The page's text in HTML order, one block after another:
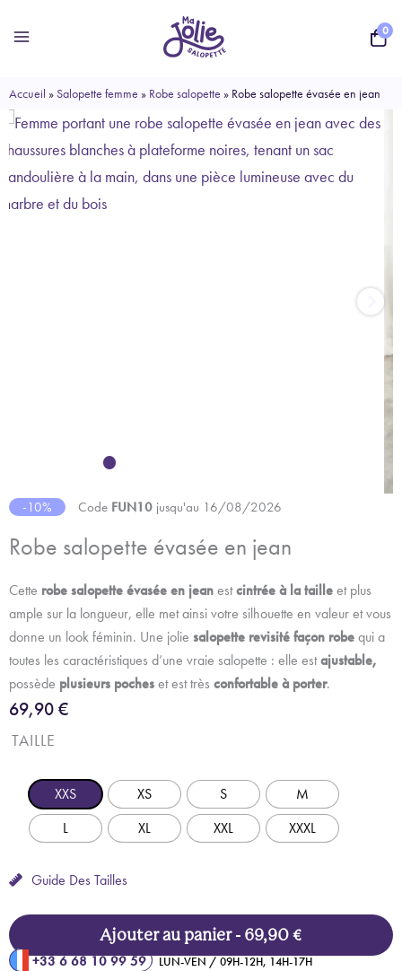
au
0
Accueil »Salopette femme » Robe salopette » Robe salopette évasée en jean
-10% Code FUN10 jusqu'au 16/08/2026
Robe salopette évasée en jean
Cette robe salopette évasée en jeanestcintrée à la tailleet plus
ample sur la longueur, elle met ainsi votre silhouette en valeur et vous
donne un look féminin. Une jolie salopette revisité façon robequi a
toutes les caractéristiques d’une vraie salopette : elle estajustable,
possède plusieurs pocheset est très confortable à porter.
69,90€
TAILLE
XXS XS S
M
L
XL XXL XXXL
Guide Des Tailles
quantité
de
Ajouter au panier - 69,90 €
+33 6 68 10 99 59 LUN-VEN / 09H-12H, 14H-17H